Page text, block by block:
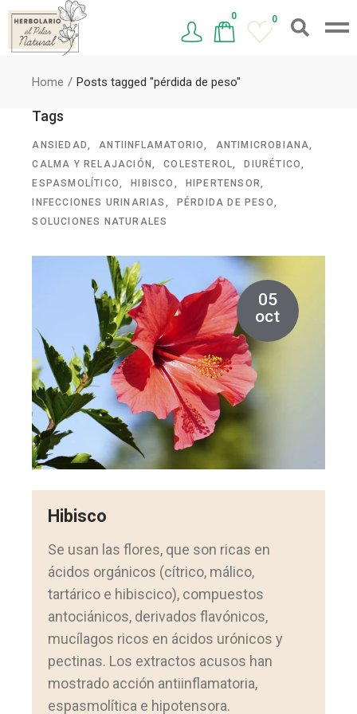
0 0
Home Posts tagged "pérdida de peso"
Tags
ANSIEDAD ANTIINFLAMATORIO
ANTIMICROBIANA
CALMA Y RELAJACIÓN
COLESTEROL
DIURÉTICO
ESPASMOLÍTICO
HIBISCO
HIPERTENSOR
INFECCIONES URINARIAS
PÉRDIDA DE PESO
SOLUCIONES NATURALES
05
oct
Hibisco
Se usan las flores, que son ricas en
ácidos orgánicos (cítrico, málico,
tartárico e hibiscico), compuestos
antociánicos, derivados flavónicos,
mucílagos ricos en ácidos urónicos y
pectinas. Los extractos acusos han
mostrado acción antiinflamatoria,
espasmolítica e hipotensora.